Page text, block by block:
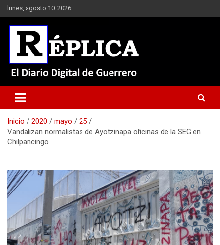
Saltar
al
contenido
lunes, agosto 10, 2026
Réplica
Inicio 2020 mayo
25
Vandalizan normalistas de Ayotzinapa oficinas de la SEG en
Chilpancingo